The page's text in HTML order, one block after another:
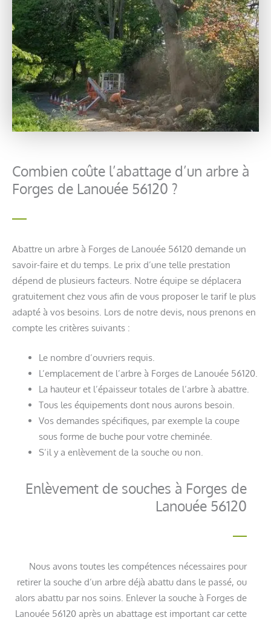
Combien coûte l’abattage d’un arbre à
Forges de Lanouée 56120 ?
Abattre un arbre à Forges de Lanouée 56120 demande un
savoir-faire et du temps. Le prix d’une telle prestation
dépend de plusieurs facteurs. Notre équipe se déplacera
gratuitement chez vous afin de vous proposer le tarif le plus
adapté à vos besoins. Lors de notre devis, nous prenons en
compte les critères suivants :
Le nombre d’ouvriers requis.
L’emplacement de l’arbre à Forges de Lanouée 56120.
La hauteur et l’épaisseur totales de l’arbre à abattre.
Tous les équipements dont nous aurons besoin.
Vos demandes spécifiques, par exemple la coupe
sous forme de buche pour votre cheminée.
S’il y a enlèvement de la souche ou non.
Enlèvement de souches à Forges de
Lanouée 56120
Nous avons toutes les compétences nécessaires pour
retirer la souche d’un arbre déjà abattu dans le passé, ou
alors abattu par nos soins. Enlever la souche à Forges de
Lanouée 56120 après un abattage est important car cette